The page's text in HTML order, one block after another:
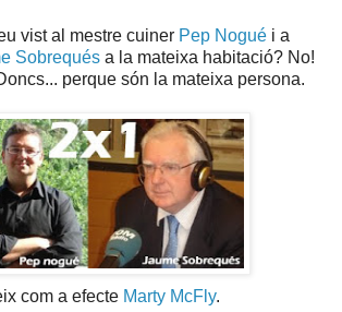
vist al mestre cuiner Pep Nogué i a
Sobrequés a la mateixa habitació? No!
perque són la mateixa persona.
com a efecte Marty McFly.